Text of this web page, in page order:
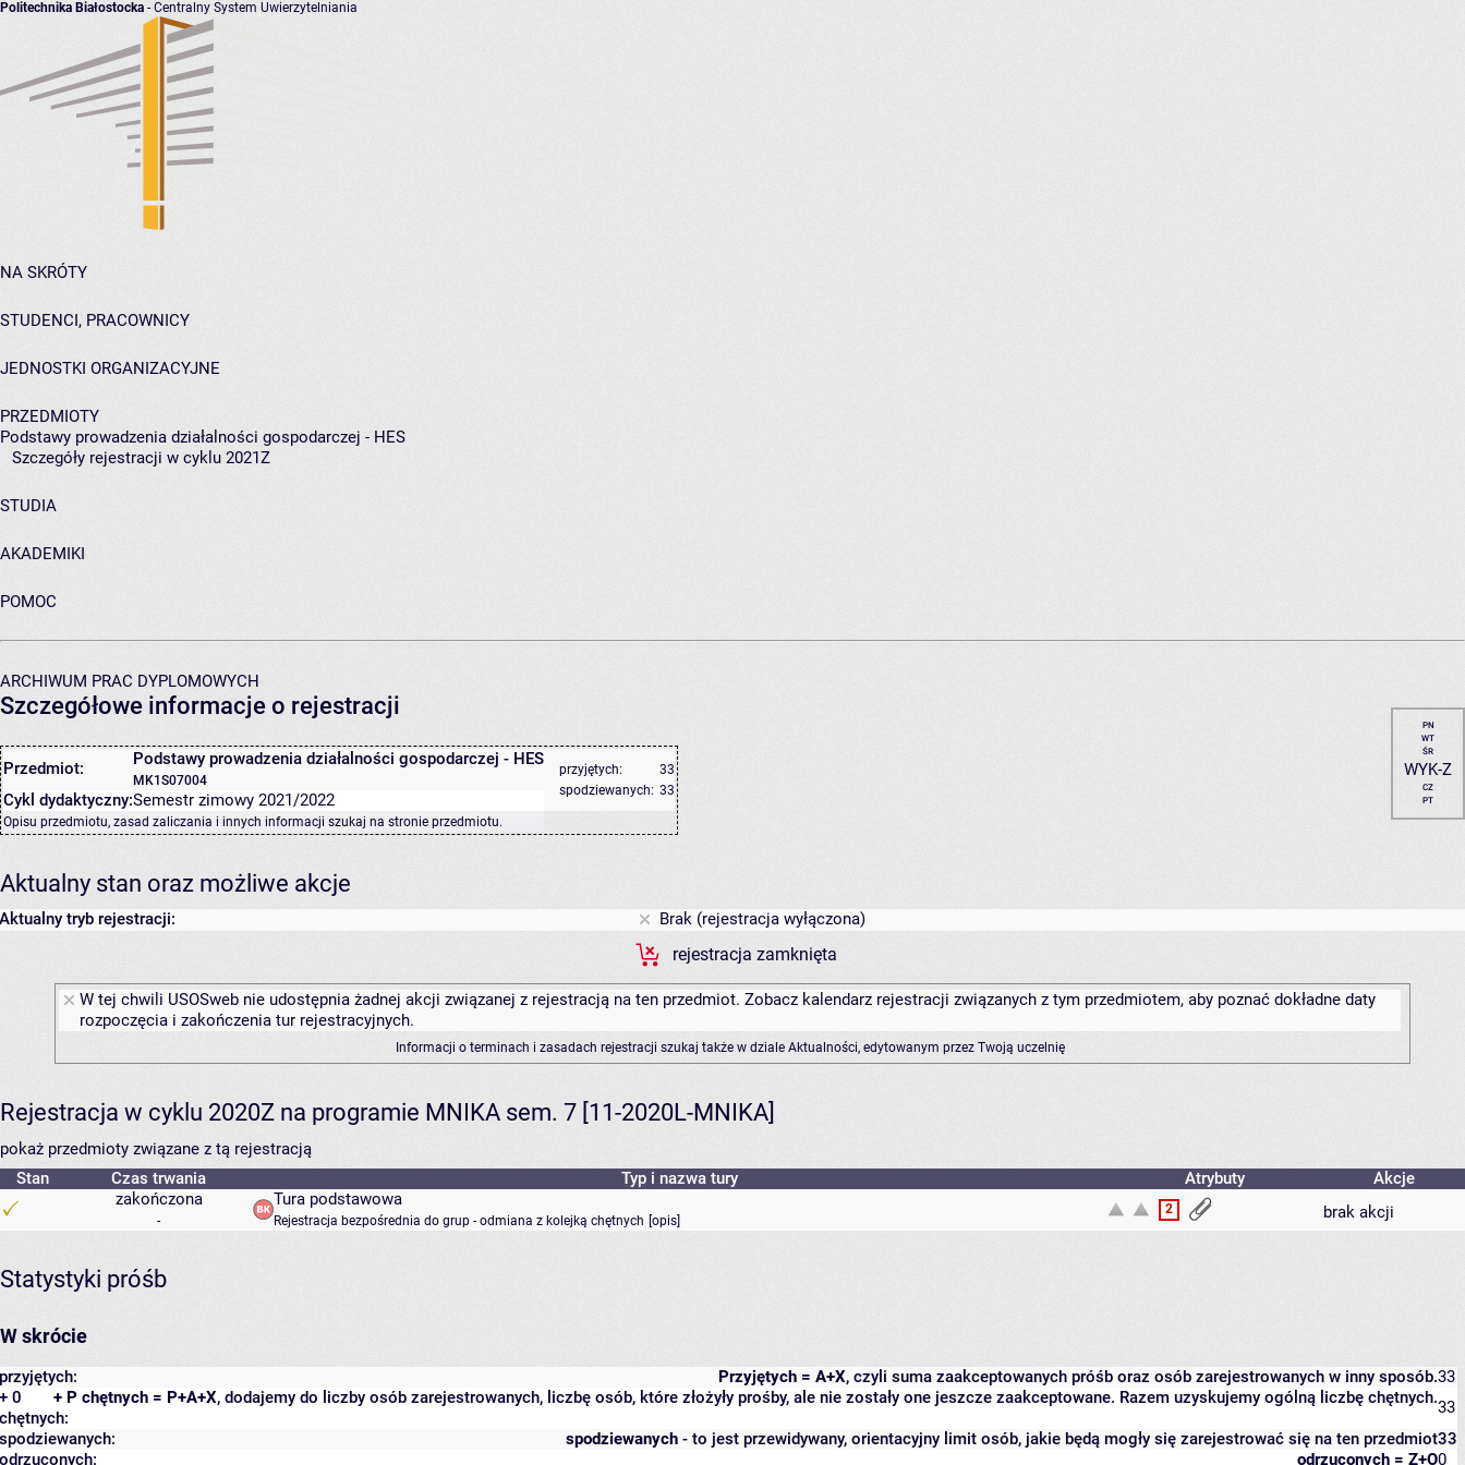
Politechnika Białostocka - Centralny System Uwierzytelniania
NA SKRÓTY
STUDENCI, PRACOWNICY
JEDNOSTKI ORGANIZACYJNE
PRZEDMIOTY
Podstawy prowadzenia działalności gospodarczej - HES
Szczegóły rejestracji w cyklu 2021Z
STUDIA
AKADEMIKI
POMOC
ARCHIWUM PRAC DYPLOMOWYCH
Szczegółowe informacje o rejestracji
Przedmiot: Podstawy prowadzenia działalności gospodarczej - HES
MK1S07004
przyjętych:
33
spodziewanych: 33
Cykl dydaktyczny:Semestr zimowy 2021/2022
Opisu przedmiotu, zasad zaliczania i innych informacji szukaj na stronie przedmiotu.
PN
WT
ŚR
WYK-Z
CZ
PT
Aktualny stan oraz możliwe akcje
Aktualny tryb rejestracji:
Brak (rejestracja wyłączona)
rejestracja zamknięta
W tej chwili USOSweb nie udostępnia żadnej akcji związanej z rejestracją na ten przedmiot. Zobacz kalendarz rejestracji związanych z tym przedmiotem, aby poznać dokładne daty
rozpoczęcia i zakończenia tur rejestracyjnych.
Informacji o terminach i zasadach rejestracji szukaj także w dziale Aktualności, edytowanym przez Twoją uczelnię
Rejestracja w cyklu 2020Z na programie MNIKA sem. 7 [11-2020L-MNIKA]
pokaż przedmioty związane z tą rejestracją
Stan
Czas trwania Typ i nazwa tury Atrybuty
Akcje
zakończona
-
Tura podstawowa
Rejestracja bezpośrednia do grup - odmiana z kolejką chętnych [opis]
2 brak akcji
Statystyki próśb
W skrócie
Przyjętych = A+X, czyli suma zaakceptowanych próśb oraz osób zarejestrowanych w inny sposób.
przyjętych:
33
+ P chętnych = P+A+X, dodajemy do liczby osób zarejestrowanych, liczbę osób, które złożyły prośby, ale nie zostały one jeszcze zaakceptowane. Razem uzyskujemy ogólną liczbę chętnych.
+ 0
chętnych:
33
spodziewanych - to jest przewidywany, orientacyjny limit osób, jakie będą mogły się zarejestrować się na ten przedmiot
spodziewanych:
33
odrzuconych = Z+O
odrzuconych: 0